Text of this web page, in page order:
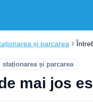
și parcarea
staționarea și parcarea
mai jos